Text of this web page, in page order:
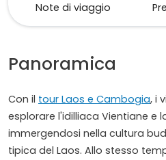
Note di viaggio
Panoramica
Con il tour Laos e Cambogia, i
esplorare l'idilliaca Vientiane e
immergendosi nella cultura
tipica del Laos. Allo stesso